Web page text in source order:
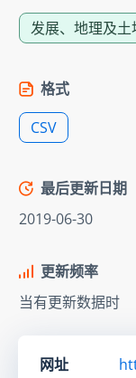
发展、地理及土
格式
CSV
最后更新日期
2019-06-30
更新频率
当有更新数据时
网址